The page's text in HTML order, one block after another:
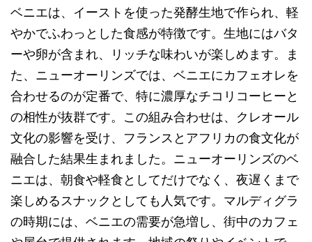
ベニエは、イーストを使った発酵生地で作られ、軽
やかでふわっとした食感が特徴です。生地にはバタ
ーや卵が含まれ、リッチな味わいが楽しめます。ま
た、ニューオーリンズでは、ベニエにカフェオレを
合わせるのが定番で、特に濃厚なチコリコーヒーと
の相性が抜群です。この組み合わせは、クレオール
文化の影響を受け、フランスとアフリカの食文化が
融合した結果生まれました。ニューオーリンズのベ
ニエは、朝食や軽食としてだけでなく、夜遅くまで
楽しめるスナックとしても人気です。マルディグラ
の時期には、ベニエの需要が急増し、街中のカフェ